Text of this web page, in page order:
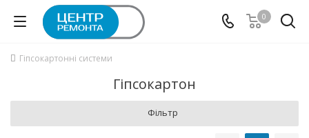
0
Гіпсокартонні системи
Гіпсокартон
Фільтр